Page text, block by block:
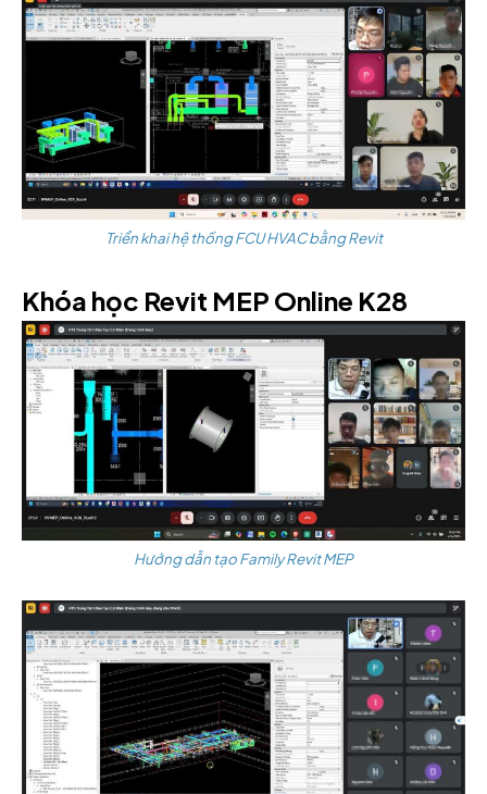
Triển khai hệ thống FCU HVAC bằng Revit
Khóa học Revit MEP Online K28
Hướng dẫn tạo Family Revit MEP